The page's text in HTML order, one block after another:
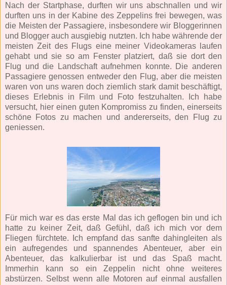
Nach der Startphase, durften wir uns abschnallen und wir
durften uns in der Kabine des Zeppelins frei bewegen, was
die Meisten der Passagiere, insbesondere wir Bloggerinnen
und Blogger auch ausgiebig nutzten. Ich habe währende der
meisten Zeit des Flugs eine meiner Videokameras laufen
gehabt und sie so am Fenster platziert, daß sie dort den
Flug und die Landschaft aufnehmen konnte. Die anderen
Passagiere genossen entweder den Flug, aber die meisten
waren von uns waren doch ziemlich stark damit beschäftigt,
dieses Erlebnis in Film und Foto festzuhalten. Ich habe
versucht, hier einen guten Kompromiss zu finden, einerseits
schöne Fotos zu machen und andererseits, den Flug zu
geniessen.
Für mich war es das erste Mal das ich geflogen bin und ich
hatte zu keiner Zeit, daß Gefühl, daß ich mich vor dem
Fliegen fürchtete. Ich empfand das sanfte dahingleiten als
ein aufregendes und spannendes Abenteuer, aber ein
Abenteuer, das kalkulierbar ist und das Spaß macht.
Immerhin kann so ein Zeppelin nicht ohne weiteres
abstürzen. Selbst wenn alle Motoren auf einmal ausfallen